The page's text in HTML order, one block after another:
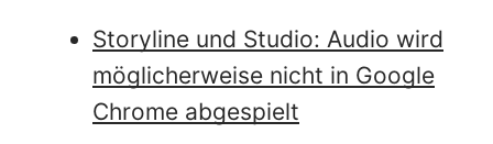
Storyline und Studio: Audio wird
möglicherweise nicht in Google
Chrome abgespielt